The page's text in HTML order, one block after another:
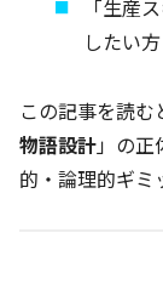
「生産
したい方
この記事を読
物語設計」の
的・論理的ギミ